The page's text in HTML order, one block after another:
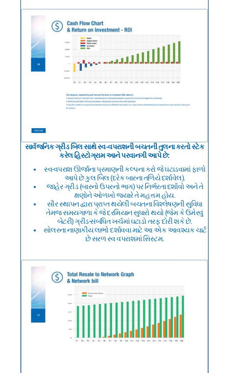
સાર્વજનિક ગ્રીડ બિલ સાથે સ્વ-વપરાશની બચતની તુલના કરતો સ્ટેક
કરેલ હિસ્ટોગ્રામ આને પરવાનગી આપે છે:
સ્વ-વપરાશ ઊર્જાના પ્રમાણની કલ્પના કરો જે ઘટાડવામાં ફાળો
આપે છે કુલ બિલ (દરેક બારના તળિયે દર્શાવેલ).
જાહેર ગ્રીડ (બારનો ઉપરનો ભાગ) પર નિર્ભરતા દર્શાવો અને તે
ક્ષણોને ઓળખો જ્યારે તે મહત્તમ હોય.
સૌર સ્થાપન દ્વારા પ્રાપ્ત થયેલી બચતના વિશ્લેષણની સુવિધા
તેમજ સમયગાળા કે જે દરમિયાન સુધારો થયો (જેમ કે ઉમેરવું
બેટરી) ગ્રીડ-સંબંધિત ખર્ચમાં ઘટાડો તરફ દોરી શકે છે.
સોલરના નાણાકીય લાભો દર્શાવવા માટે આ એક આવશ્યક ચાર્ટ
છે સરળ સ્વ વપરાશમાં સિસ્ટમ.